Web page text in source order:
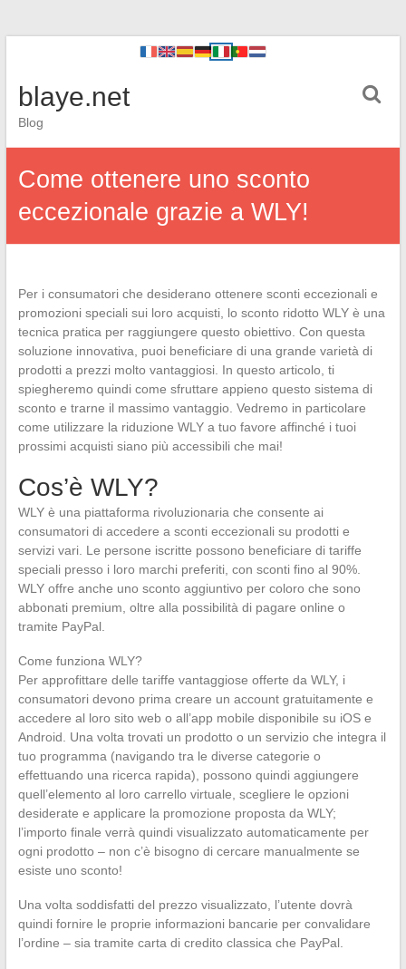
blaye.net
Blog
Come ottenere uno sconto
eccezionale grazie a WLY!
Per i consumatori che desiderano ottenere sconti eccezionali e
promozioni speciali sui loro acquisti, lo sconto ridotto WLY è una
tecnica pratica per raggiungere questo obiettivo. Con questa
soluzione innovativa, puoi beneficiare di una grande varietà di
prodotti a prezzi molto vantaggiosi. In questo articolo, ti
spiegheremo quindi come sfruttare appieno questo sistema di
sconto e trarne il massimo vantaggio. Vedremo in particolare
come utilizzare la riduzione WLY a tuo favore affinché i tuoi
prossimi acquisti siano più accessibili che mai!
Cos’è WLY?
WLY è una piattaforma rivoluzionaria che consente ai
consumatori di accedere a sconti eccezionali su prodotti e
servizi vari. Le persone iscritte possono beneficiare di tariffe
speciali presso i loro marchi preferiti, con sconti fino al 90%.
WLY offre anche uno sconto aggiuntivo per coloro che sono
abbonati premium, oltre alla possibilità di pagare online o
tramite PayPal.
Come funziona WLY?
Per approfittare delle tariffe vantaggiose offerte da WLY, i
consumatori devono prima creare un account gratuitamente e
accedere al loro sito web o all’app mobile disponibile su iOS e
Android. Una volta trovati un prodotto o un servizio che integra il
tuo programma (navigando tra le diverse categorie o
effettuando una ricerca rapida), possono quindi aggiungere
quell’elemento al loro carrello virtuale, scegliere le opzioni
desiderate e applicare la promozione proposta da WLY;
l’importo finale verrà quindi visualizzato automaticamente per
ogni prodotto – non c’è bisogno di cercare manualmente se
esiste uno sconto!
Una volta soddisfatti del prezzo visualizzato, l’utente dovrà
quindi fornire le proprie informazioni bancarie per convalidare
l’ordine – sia tramite carta di credito classica che PayPal.